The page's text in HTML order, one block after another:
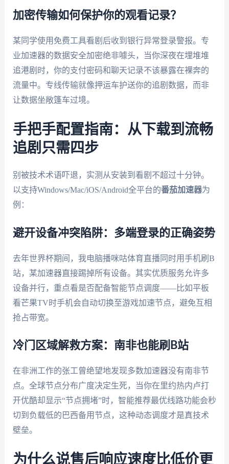
加密传输如何保护你的观看记录？
某同学使用免费工具看剧后收到银行异常登录警报。专
业加速器的数据安全加密绝非噱头，当你深夜在埋堆堆
追港剧时，你的支付密码和聊天记录不该暴露在裸奔的
流量中。专线传输就像押运车护送你的追剧数据，而非
让数据坐敞篷车过境。
手把手配置指南：从下载到流畅
追剧只需四步
别被技术术语吓退，实测从安装到看剧不超过十分钟。
以支持Windows/Mac/iOS/Android全平台的番茄加速器为
例：
避开设备冲突陷阱：多端登录的正确姿势
去年世界杯期间，我电脑播咪咕体育直播同时用手机刷B
站，某加速器直接踢掉所有设备。其实优质服务允许多
设备并行，重点看是否配备智能节点调度——比如平板
看芒果TV时手机会自动切换至游戏加速节点，避免互相
抢占带宽。
冷门区域解救方案：南非也能刷B站
在非洲工作的张工曾绝望地发现多数加速器没有南非节
点。全球节点分布广度决定生死，当你在里约热内卢打
开优酷却显示“节点拥堵”时，智能推荐最优线路功能会秒
切到负载低的巴西备用节点，这种动态调度才是真技术
壁垒。
为什么说售后响应速度比低价更